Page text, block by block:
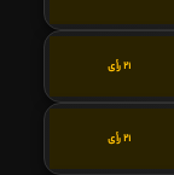
21 رأی
21 رأی